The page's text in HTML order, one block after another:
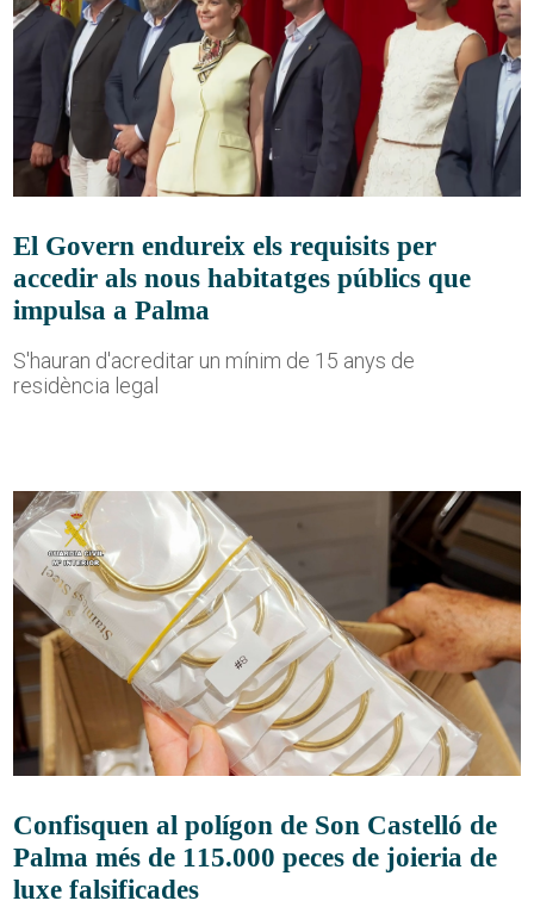
El Govern endureix els requisits per
accedir als nous habitatges públics que
impulsa a Palma
S'hauran d'acreditar un mínim de 15 anys de
residència legal
Confisquen al polígon de Son Castelló de
Palma més de 115.000 peces de joieria de
luxe falsificades